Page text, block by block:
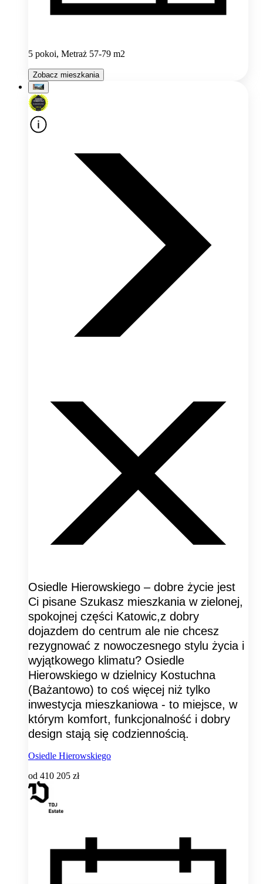
5 pokoi, Metraż 57-79 m2
Zobacz mieszkania
Osiedle Hierowskiego – dobre życie jest
Ci pisane Szukasz mieszkania w zielonej,
spokojnej części Katowic,z dobry
dojazdem do centrum ale nie chcesz
rezygnować z nowoczesnego stylu życia i
wyjątkowego klimatu? Osiedle
Hierowskiego w dzielnicy Kostuchna
(Bażantowo) to coś więcej niż tylko
inwestycja mieszkaniowa - to miejsce, w
którym komfort, funkcjonalność i dobry
design stają się codziennością.
Osiedle Hierowskiego
od 410 205 zł